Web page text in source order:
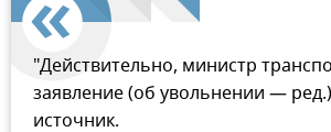
"Действительно, министр
заявление (об увольнении —
источник.